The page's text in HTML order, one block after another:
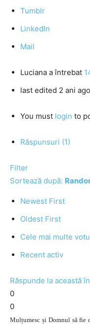
Tumblr
LinkedIn
Mail
Luciana a întrebat
last edited 2 ani ago
You must login to
Răspunsuri (1)
Filter
Sortează după:
Newest First
Oldest First
Cele mai multe
Recent activ
Răspunde la această
0
0
Mulțumesc și Domnul să fie